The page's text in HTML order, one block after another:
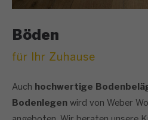
Böden
für Ihr Zuhause
Auch hochwertige
Bodenlegen wird von Weber